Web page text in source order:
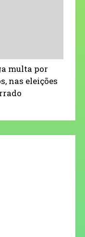
multa por
nas eleições